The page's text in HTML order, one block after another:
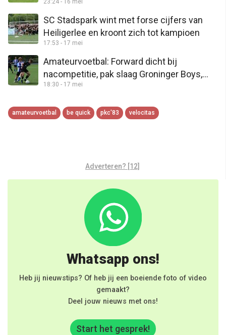
feestje Amicitia VMC
SC Stadspark wint met forse cijfers van
Heiligerlee en kroont zich tot kampioen
17:53 - 17 mei
Amateurvoetbal: Forward dicht bij
nacompetitie, pak slaag Groninger Boys,
geen titel Groen Geel
18:30 - 17 mei
amateurvoetbal be quick pkc'83 velocitas
Adverteren? [12]
Whatsapp ons!
Heb jij nieuwstips? Of heb jij een boeiende foto of video
gemaakt?
Deel jouw nieuws met ons!
Start het gesprek!